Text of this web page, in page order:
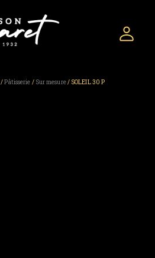
/Pâtisserie / Sur mesure/ SOLEIL 30 P